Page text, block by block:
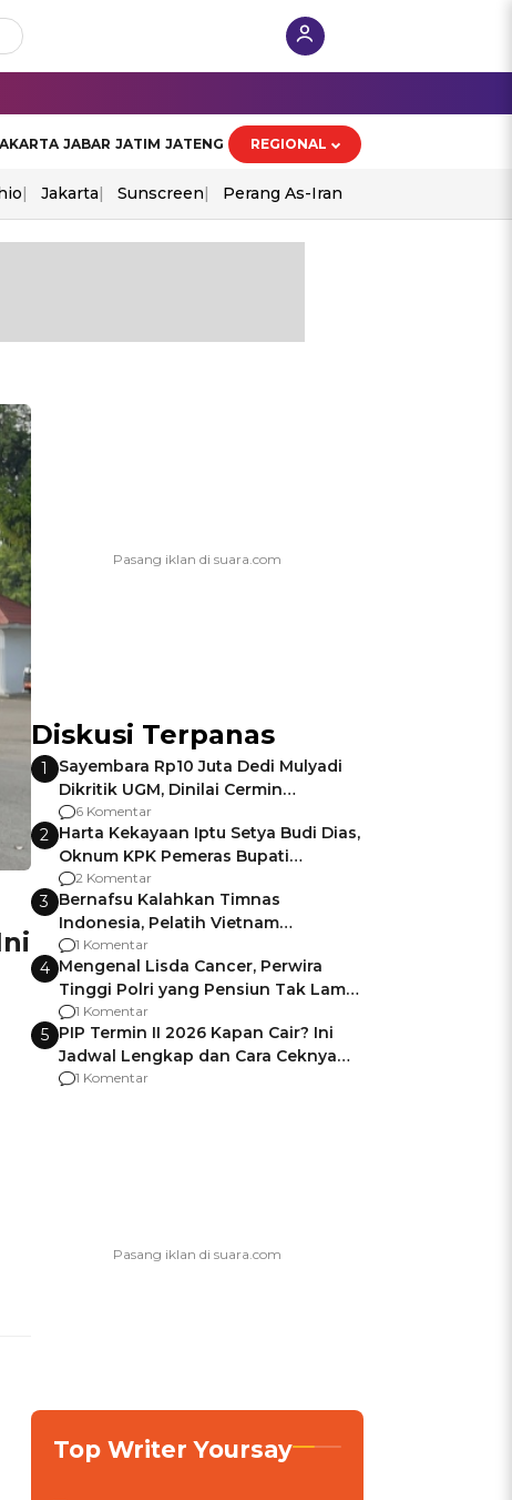
JABAR JATIM JATENG REGIONAL
Jakarta Sunscreen Perang As-Iran
Diskusi Terpanas
1
Sayembara Rp10 Juta Dedi Mulyadi
Dikritik UGM, Dinilai Cermin
Gagalnya Negara Jamin Keamanan
6 Komentar
2 Harta Kekayaan Iptu Setya Budi Dias,
Oknum KPK Pemeras Bupati
Pemalang
2 Komentar
3 Bernafsu Kalahkan Timnas
Indonesia, Pelatih Vietnam
Berencana Pakai Jimat di Pakansari
1 Komentar
4 Mengenal Lisda Cancer, Perwira
Tinggi Polri yang Pensiun Tak Lama
Usai Jadi Brigjen
1 Komentar
5 PIP Termin II 2026 Kapan Cair? Ini
Jadwal Lengkap dan Cara Ceknya
agar Dana Tidak Hangus!
1 Komentar
Top Writer Yoursay